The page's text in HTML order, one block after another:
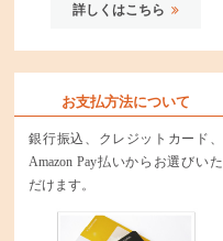
詳しくはこちら
お支払方法について
銀行振込、クレジットカード、
Amazon Pay払いからお選びいた
だけます。